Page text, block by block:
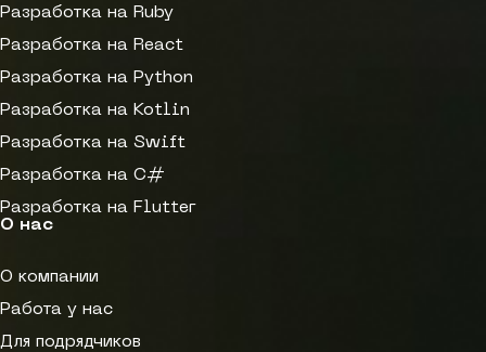
Разработка на Ruby
Разработка на React
Разработка на Python
Разработка на Kotlin
Разработка на Swift
Разработка на C#
Разработка на Flutter
О нас
О компании
Работа у нас
Для подрядчиков